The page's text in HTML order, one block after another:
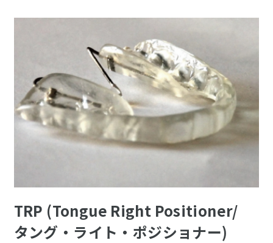
TRP (Tongue Right Positioner/
タング・ライト・ポジショナー)